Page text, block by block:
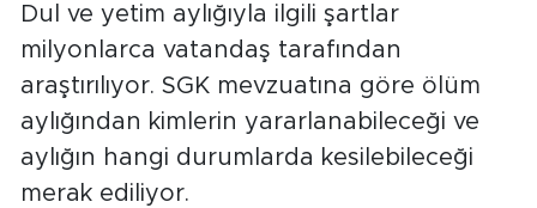
Dul ve yetim aylığıyla ilgili şartlar
milyonlarca vatandaş tarafından
araştırılıyor. SGK mevzuatına göre ölüm
aylığından kimlerin yararlanabileceği ve
aylığın hangi durumlarda kesilebileceği
merak ediliyor.